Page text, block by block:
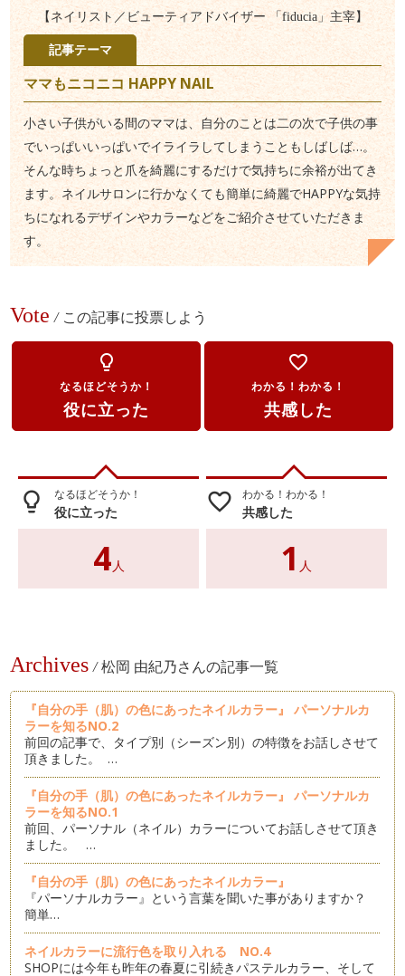
【ネイリスト／ビューティアドバイザー 「fiducia」主宰】
記事テーマ
ママもニコニコ HAPPY NAIL
小さい子供がいる間のママは、自分のことは二の次で子供の事
でいっぱいいっぱいでイライラしてしまうこともしばしば…。
そんな時ちょっと爪を綺麗にするだけで気持ちに余裕が出てき
ます。ネイルサロンに行かなくても簡単に綺麗でHAPPYな気持
ちになれるデザインやカラーなどをご紹介させていただきま
す。
Vote / この記事に投票しよう
lightbulb_outline
なるほどそうか！
役に立った
favorite_border
わかる！わかる！
共感した
lightbulb_outline なるほどそうか！
役に立った
4人
favorite_border わかる！わかる！
共感した
1 人
Archives / 松岡 由紀乃さんの記事一覧
『自分の手（肌）の色にあったネイルカラー』 パーソナルカ
ラーを知るNO.2
前回の記事で、タイプ別（シーズン別）の特徴をお話しさせて
頂きました。 …
『自分の手（肌）の色にあったネイルカラー』 パーソナルカ
ラーを知るNO.1
前回、パーソナル（ネイル）カラーについてお話しさせて頂き
ました。 …
『自分の手（肌）の色にあったネイルカラー』
『パーソナルカラー』という言葉を聞いた事がありますか？
簡単…
ネイルカラーに流行色を取り入れる NO.4
SHOPには今年も昨年の春夏に引続きパステルカラー、そして